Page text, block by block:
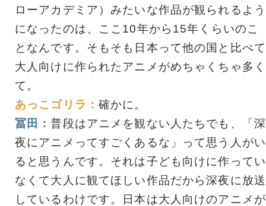
ローアカデミア）みたいな作品が観られるよう
になったのは、ここ10年から15年くらいのこ
となんです。そもそも日本って他の国と比べて
大人向けに作られたアニメがめちゃくちゃ多く
て。
あっこゴリラ： 確かに。
冨田：普段はアニメを観ない人たちでも、「深
夜にアニメってすごくあるな」って思う人がい
ると思うんです。それは子ども向けに作ってい
なくて大人に観てほしい作品だから深夜に放送
しているわけです。日本は大人向けのアニメが